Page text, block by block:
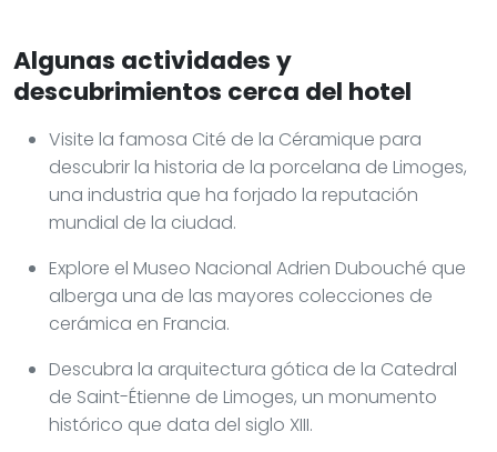
Algunas actividades y
descubrimientos cerca del hotel
Visite la famosa Cité de la Céramique para
descubrir la historia de la porcelana de Limoges,
una industria que ha forjado la reputación
mundial de la ciudad.
Explore el Museo Nacional Adrien Dubouché que
alberga una de las mayores colecciones de
cerámica en Francia.
Descubra la arquitectura gótica de la Catedral
de Saint-Étienne de Limoges, un monumento
histórico que data del siglo XIII.